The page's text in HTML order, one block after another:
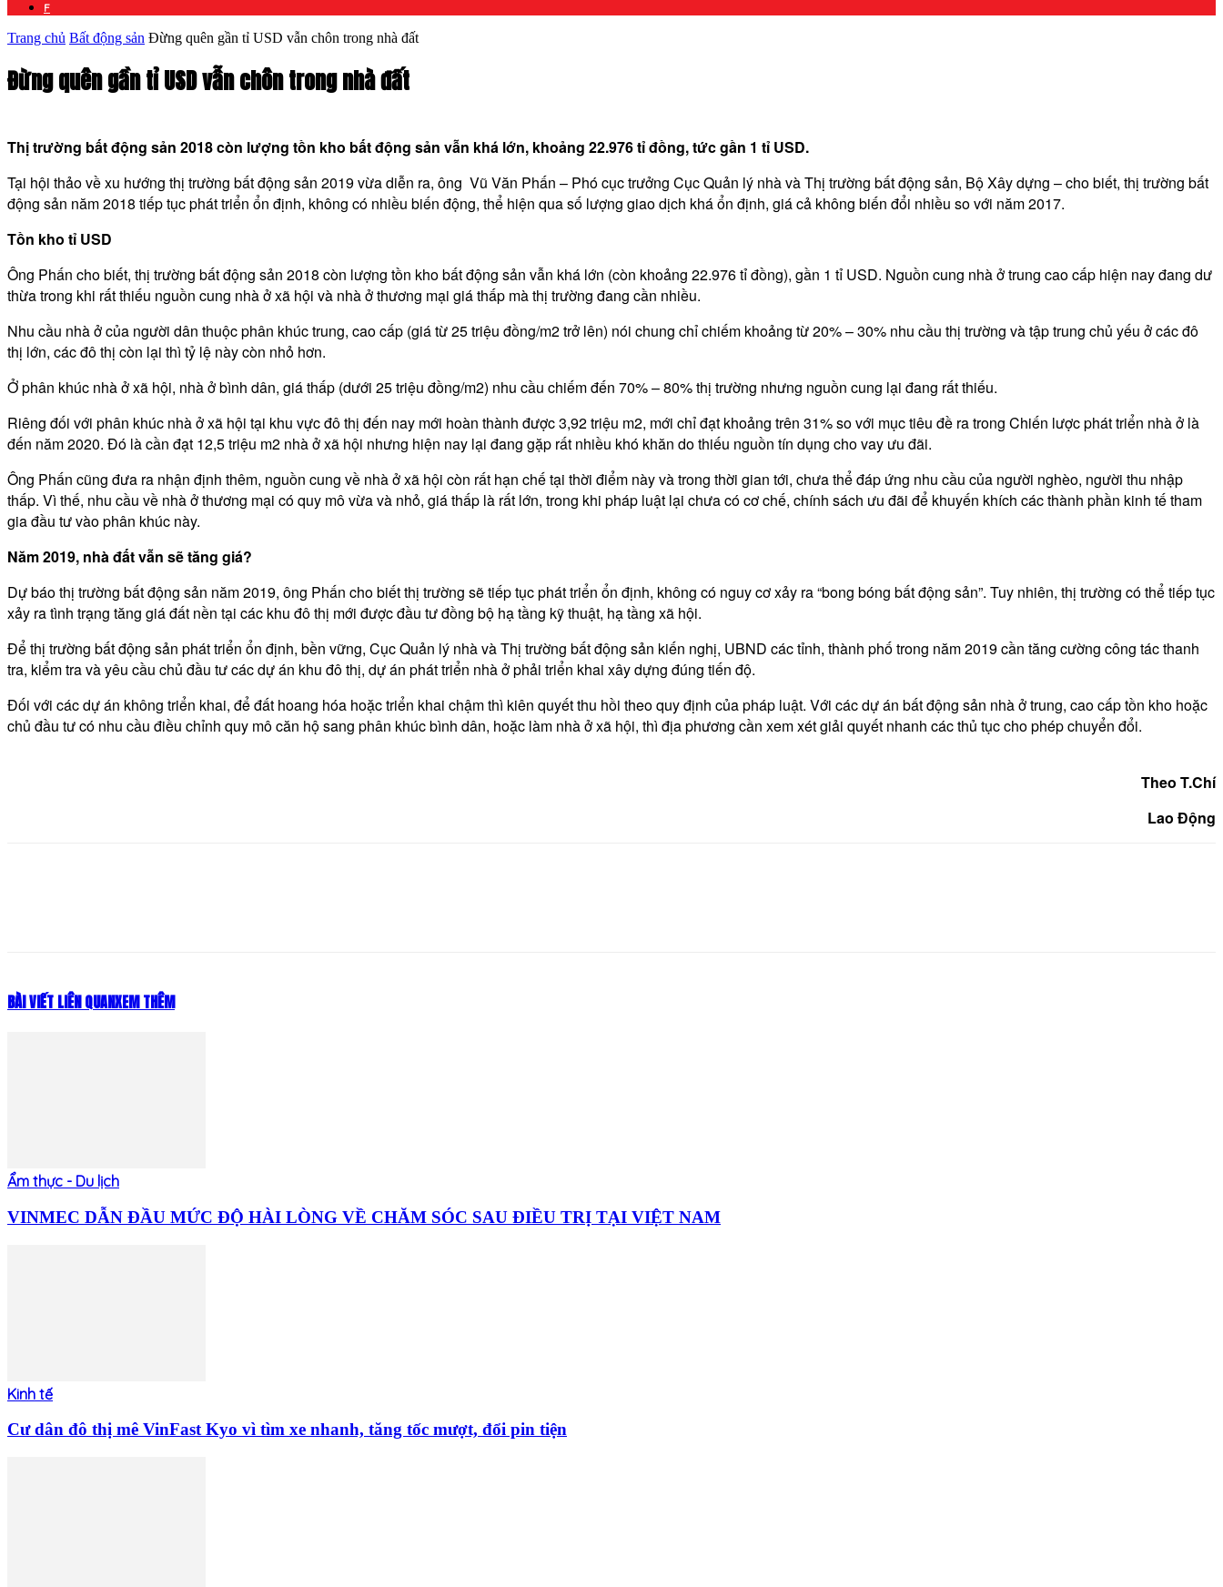
F
Trang chủ Bất động sản Đừng quên gần tỉ USD vẫn chôn trong nhà đất
Đừng quên gần tỉ USD vẫn chôn trong nhà đất
Thị trường bất động sản 2018 còn lượng tồn kho bất động sản vẫn khá lớn, khoảng 22.976 tỉ đồng, tức gần 1 tỉ USD.
Tại hội thảo về xu hướng thị trường bất động sản 2019 vừa diễn ra, ông Vũ Văn Phấn – Phó cục trưởng Cục Quản lý nhà và Thị trường bất động sản, Bộ Xây dựng – cho biết, thị trường bất
động sản năm 2018 tiếp tục phát triển ổn định, không có nhiều biến động, thể hiện qua số lượng giao dịch khá ổn định, giá cả không biến đổi nhiều so với năm 2017.
Tồn kho tỉ USD
Ông Phấn cho biết, thị trường bất động sản 2018 còn lượng tồn kho bất động sản vẫn khá lớn (còn khoảng 22.976 tỉ đồng), gần 1 tỉ USD. Nguồn cung nhà ở trung cao cấp hiện nay đang dư
thừa trong khi rất thiếu nguồn cung nhà ở xã hội và nhà ở thương mại giá thấp mà thị trường đang cần nhiều.
Nhu cầu nhà ở của người dân thuộc phân khúc trung, cao cấp (giá từ 25 triệu đồng/m2 trở lên) nói chung chỉ chiếm khoảng từ 20% – 30% nhu cầu thị trường và tập trung chủ yếu ở các đô
thị lớn, các đô thị còn lại thì tỷ lệ này còn nhỏ hơn.
Ở phân khúc nhà ở xã hội, nhà ở bình dân, giá thấp (dưới 25 triệu đồng/m2) nhu cầu chiếm đến 70% – 80% thị trường nhưng nguồn cung lại đang rất thiếu.
Riêng đối với phân khúc nhà ở xã hội tại khu vực đô thị đến nay mới hoàn thành được 3,92 triệu m2, mới chỉ đạt khoảng trên 31% so với mục tiêu đề ra trong Chiến lược phát triển nhà ở là
đến năm 2020. Đó là cần đạt 12,5 triệu m2 nhà ở xã hội nhưng hiện nay lại đang gặp rất nhiều khó khăn do thiếu nguồn tín dụng cho vay ưu đãi.
Ông Phấn cũng đưa ra nhận định thêm, nguồn cung về nhà ở xã hội còn rất hạn chế tại thời điểm này và trong thời gian tới, chưa thể đáp ứng nhu cầu của người nghèo, người thu nhập
thấp. Vì thế, nhu cầu về nhà ở thương mại có quy mô vừa và nhỏ, giá thấp là rất lớn, trong khi pháp luật lại chưa có cơ chế, chính sách ưu đãi để khuyến khích các thành phần kinh tế tham
gia đầu tư vào phân khúc này.
Năm 2019, nhà đất vẫn sẽ tăng giá?
Dự báo thị trường bất động sản năm 2019, ông Phấn cho biết thị trường sẽ tiếp tục phát triển ổn định, không có nguy cơ xảy ra “bong bóng bất động sản”. Tuy nhiên, thị trường có thể tiếp tục
xảy ra tình trạng tăng giá đất nền tại các khu đô thị mới được đầu tư đồng bộ hạ tầng kỹ thuật, hạ tầng xã hội.
Để thị trường bất động sản phát triển ổn định, bền vững, Cục Quản lý nhà và Thị trường bất động sản kiến nghị, UBND các tỉnh, thành phố trong năm 2019 cần tăng cường công tác thanh
tra, kiểm tra và yêu cầu chủ đầu tư các dự án khu đô thị, dự án phát triển nhà ở phải triển khai xây dựng đúng tiến độ.
Đối với các dự án không triển khai, để đất hoang hóa hoặc triển khai chậm thì kiên quyết thu hồi theo quy định của pháp luật. Với các dự án bất động sản nhà ở trung, cao cấp tồn kho hoặc
chủ đầu tư có nhu cầu điều chỉnh quy mô căn hộ sang phân khúc bình dân, hoặc làm nhà ở xã hội, thì địa phương cần xem xét giải quyết nhanh các thủ tục cho phép chuyển đổi.
Theo T.Chí
Lao Động
BÀI VIẾT LIÊN QUANXEM THÊM
Ẩm thực - Du lịch
VINMEC DẪN ĐẦU MỨC ĐỘ HÀI LÒNG VỀ CHĂM SÓC SAU ĐIỀU TRỊ TẠI VIỆT NAM
Kinh tế
Cư dân đô thị mê VinFast Kyo vì tìm xe nhanh, tăng tốc mượt, đổi pin tiện